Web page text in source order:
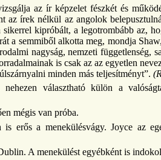
az ír képzelet fészkét és
az írek nélkül az angolok
sikerrel kipróbált, a legotrombább az,
a semmiből alkotta meg, mondja
nagyság, nemzeti függetlenség,
is csak az az egyetlen
minden más teljesítményt”.
nehezen választható külön a
mégis van próba.
is erős a menekülésvágy. Joyce az
A menekülést egyébként is